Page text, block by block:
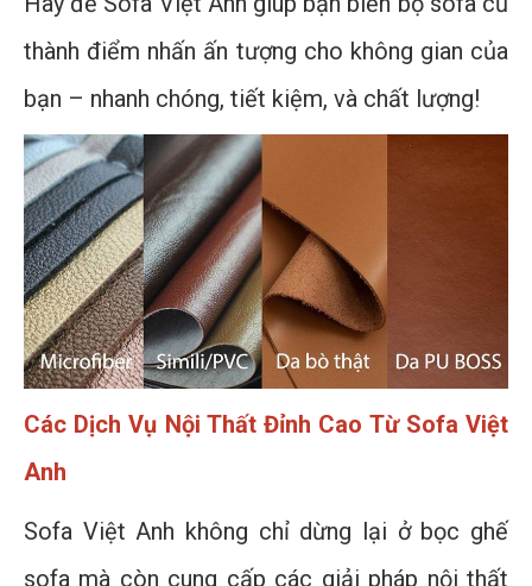
thành điểm nhấn ấn tượng cho không gian của
bạn – nhanh chóng, tiết kiệm, và chất lượng!
Các Dịch Vụ Nội Thất Đỉnh Cao Từ Sofa Việt
Anh
Sofa Việt Anh không chỉ dừng lại ở bọc ghế
sofa mà còn cung cấp các giải pháp nội thất